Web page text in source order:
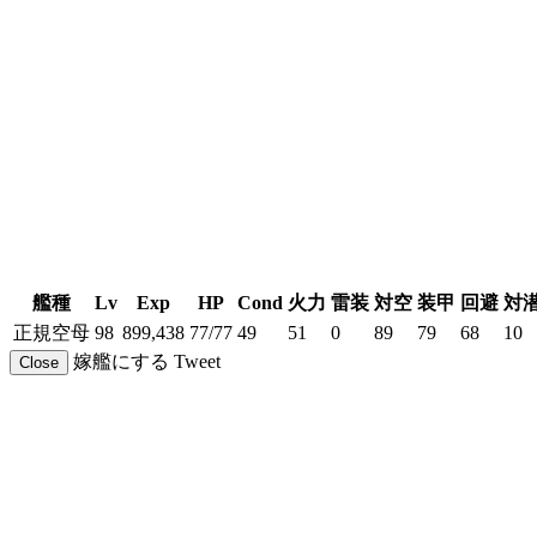
艦種 Lv Exp HP Cond 火力 雷装 対空 装甲 回避 対
正規空母 98 899,438 77/77 49 51 0 89 79 68 10
Close 嫁艦にする Tweet